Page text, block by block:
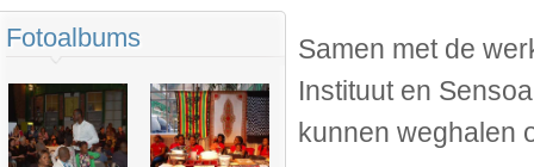
Samen met de
Instituut en
kunnen weghalen
Fotoalbums